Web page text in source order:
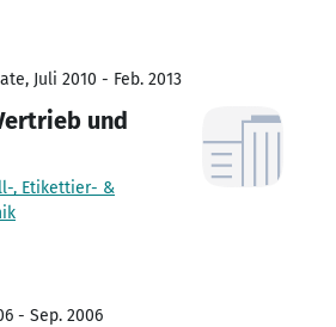
Juli 2010 - Feb. 2013
und
, Etikettier- &
- Sep. 2006